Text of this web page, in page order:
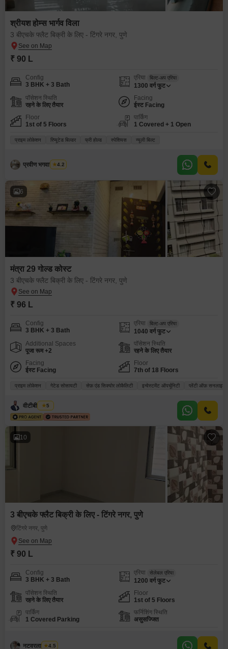
श्रीयश होम्स भार्गव विला
3 बीएचके फ्लैट बिक्री के लिए - टिंगरे नगर, पुणे
₹ 90 L
Config
3 BHK + 3 Bath
एरिया बिल्ट-अप एरिया
1300 वर्ग फुट
पॉसेशन स्थिति
रहने के लिए तैयार
Facing
ईस्ट Facing
Floor
1st of 5 Floors
पार्किंग
1 Covered + 1 Open
प्राइम लोकेशन रिप्यूटेड बिल्डर फ्री होल्ड स्पेशियस न्यूली बिल्ट
प्रवीण भगवान शेलार
4.2
6
मंत्रा 29 गोल्ड कोस्ट
3 बीएचके फ्लैट बिक्री के लिए - टिंगरे नगर, पुणे
₹ 96 L
Config
3 BHK + 3 Bath
एरिया बिल्ट-अप एरिया
1040 वर्ग फुट
Additional Spaces
पूजा रूम +2
पॉसेशन स्थिति
रहने के लिए तैयार
Facing
ईस्ट Facing
Floor
7th of 18 Floors
प्राइम लोकेशन गेटेड सोसायटी सेफ़ एंड सिक्योर लोकैलिटी इन्वेस्टमेंट ऑपर्चूनिटी प्लेंटी ऑफ़ सनलाइट
वीटीबी रियल्टी
5
10
3 बीएचके फ्लैट बिक्री के लिए - टिंगरे नगर, पुणे
टिंगरे नगर, पुणे
₹ 90 L
Config
3 BHK + 3 Bath
एरिया सेलेबल एरिया
1200 वर्ग फुट
पॉसेशन स्थिति
रहने के लिए तैयार
Floor
1st of 5 Floors
पार्किंग
1 Covered Parking
फर्निशिंग स्थिति
असुसज्जित
नटवरलाल परमर
4.5